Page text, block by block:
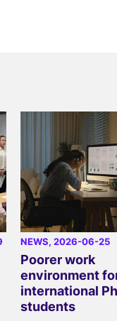
NEWS, 2026-06-25
Poorer work
environment
international
students